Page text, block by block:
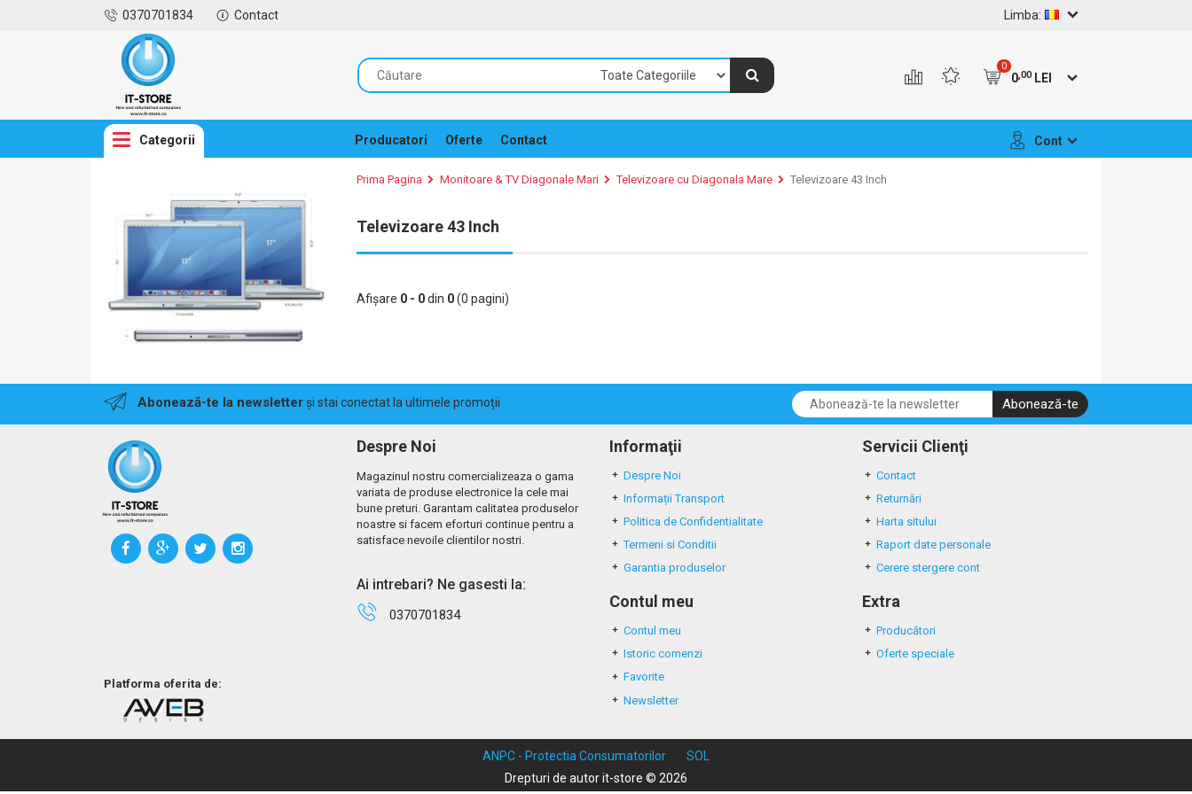
0370701834 Contact Limba:
0
0,00LEI
Categorii Producatori Oferte Contact Cont
Prima Pagina Monitoare & TV Diagonale Mari Televizoare cu Diagonala Mare Televizoare 43 Inch
Televizoare 43 Inch
Afişare 0 - 0din 0(0 pagini)
Abonează-te la newsletterși stai conectat la ultimele promoții Abonează-te
Platforma oferita de:
Despre Noi
Magazinul nostru comercializeaza o gama
variata de produse electronice la cele mai
bune preturi. Garantam calitatea produselor
noastre si facem eforturi continue pentru a
satisface nevoile clientilor nostri.
Ai intrebari? Ne gasesti la:
0370701834
Informaţii
Despre Noi
Informații Transport
Politica de Confidentialitate
Termeni si Conditii
Garantia produselor
Servicii Clienţi
Contact
Returnări
Harta sitului
Raport date personale
Cerere stergere cont
Contul meu
Contul meu
Istoric comenzi
Favorite
Newsletter
Extra
Producători
Oferte speciale
ANPC - Protectia Consumatorilor
SOL
Drepturi de autor it-store © 2026